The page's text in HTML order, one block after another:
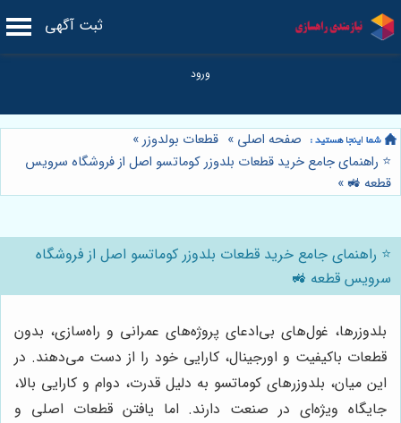
ثبت آگهی
صفحه اصلی » قطعات بولدوزر»
⭐️ راهنمای جامع خرید قطعات بلدوزر کوماتسو اصل از فروشگاه سرویس
قطعه 🚜 »
⭐️ راهنمای جامع خرید قطعات بلدوزر کوماتسو اصل از فروشگاه
سرویس قطعه 🚜
بلدوزرها، غول‌های بی‌ادعای پروژه‌های عمرانی و راه‌سازی، بدون
قطعات باکیفیت و اورجینال، کارایی خود را از دست می‌دهند. در
این میان، بلدوزرهای کوماتسو به دلیل قدرت، دوام و کارایی بالا،
جایگاه ویژه‌ای در صنعت دارند. اما یافتن قطعات اصلی و